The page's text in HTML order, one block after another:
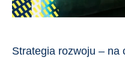
Strategia rozwoju – na